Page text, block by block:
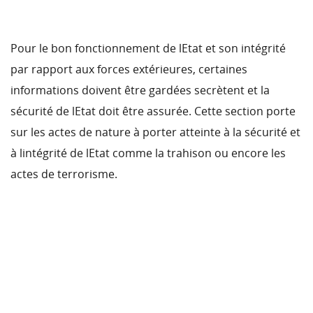
Pour le bon fonctionnement de lEtat et son intégrité
par rapport aux forces extérieures, certaines
informations doivent être gardées secrètent et la
sécurité de lEtat doit être assurée. Cette section porte
sur les actes de nature à porter atteinte à la sécurité et
à lintégrité de lEtat comme la trahison ou encore les
actes de terrorisme.